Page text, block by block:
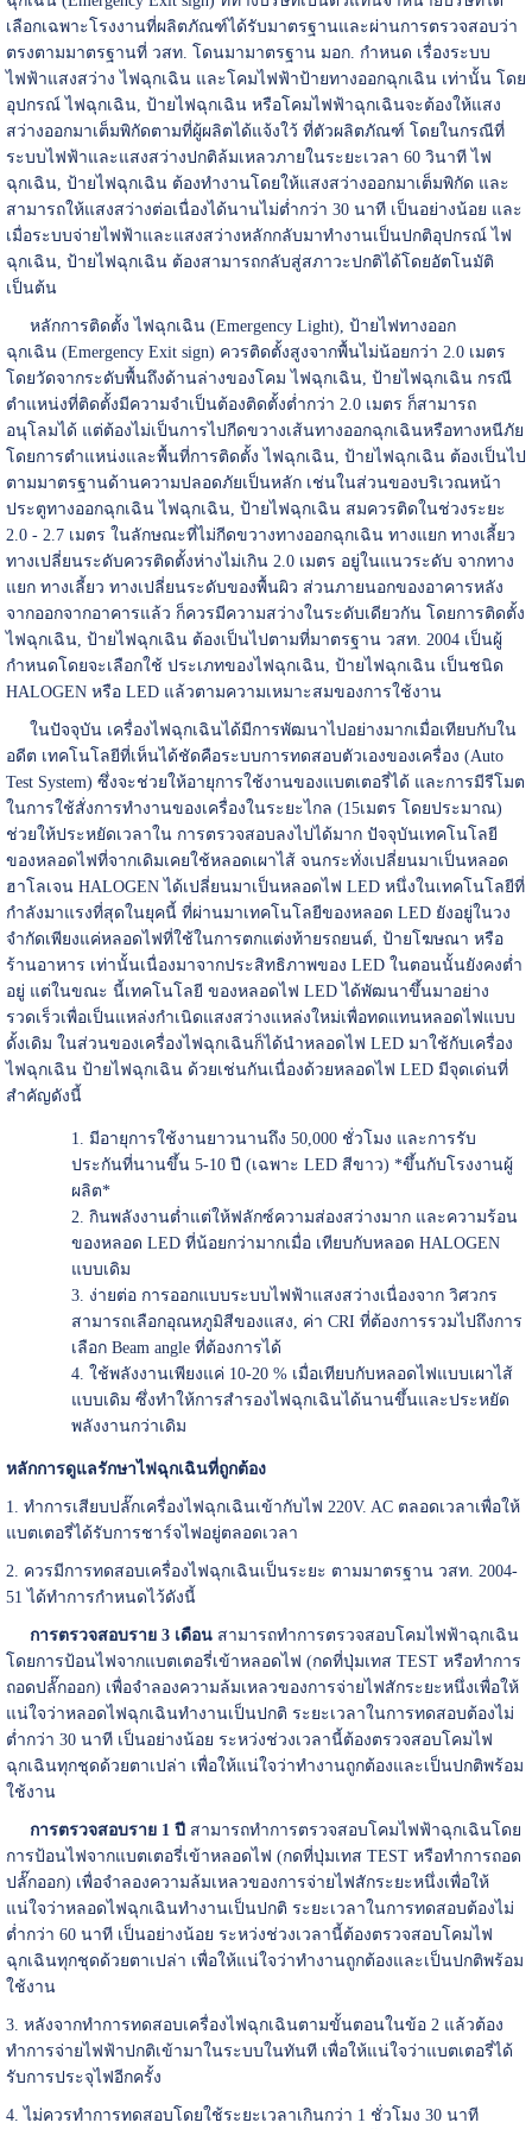
เลือกเฉพาะโรงงานที่ผลิตภัณฑ์ได้รับมาตรฐานและผ่านการตรวจสอบว่า
ตรงตามมาตรฐานที่ วสท. โดนมามาตรฐาน มอก. กำหนด เรื่องระบบ
ไฟฟ้าแสงสว่าง ไฟฉุกเฉิน และโคมไฟฟ้าป้ายทางออกฉุกเฉิน เท่านั้น โดย
อุปกรณ์ ไฟฉุกเฉิน, ป้ายไฟฉุกเฉิน หรือโคมไฟฟ้าฉุกเฉินจะต้องให้แสง
สว่างออกมาเต็มพิกัดตามที่ผู้ผลิตได้แจ้งใว้ ที่ตัวผลิตภัณฑ์ โดยในกรณีที่
ระบบไฟฟ้าและแสงสว่างปกติล้มเหลวภายในระยะเวลา 60 วินาที ไฟ
ฉุกเฉิน, ป้ายไฟฉุกเฉิน ต้องทำงานโดยให้แสงสว่างออกมาเต็มพิกัด และ
สามารถให้แสงสว่างต่อเนื่องได้นานไม่ต่ำกว่า 30 นาที เป็นอย่างน้อย และ
เมื่อระบบจ่ายไฟฟ้าและแสงสว่างหลักกลับมาทำงานเป็นปกติอุปกรณ์ ไฟ
ฉุกเฉิน, ป้ายไฟฉุกเฉิน ต้องสามารถกลับสู่สภาวะปกติได้โดยอัตโนมัติ
เป็นต้น
หลักการติดตั้ง ไฟฉุกเฉิน (Emergency Light), ป้ายไฟทางออก
ฉุกเฉิน (Emergency Exit sign) ควรติดตั้งสูงจากพื้นไม่น้อยกว่า 2.0 เมตร
โดยวัดจากระดับพื้นถึงด้านล่างของโคม ไฟฉุกเฉิน, ป้ายไฟฉุกเฉิน กรณี
ตำแหน่งที่ติดตั้งมีความจำเป็นต้องติดตั้งต่ำกว่า 2.0 เมตร ก็สามารถ
อนุโลมได้ แต่ต้องไม่เป็นการไปกีดขวางเส้นทางออกฉุกเฉินหรือทางหนีภัย
โดยการตำแหน่งและพื้นที่การติดตั้ง ไฟฉุกเฉิน, ป้ายไฟฉุกเฉิน ต้องเป็นไป
ตามมาตรฐานด้านความปลอดภัยเป็นหลัก เช่นในส่วนของบริเวณหน้า
ประตูทางออกฉุกเฉิน ไฟฉุกเฉิน, ป้ายไฟฉุกเฉิน สมควรติดในช่วงระยะ
2.0 - 2.7 เมตร ในลักษณะที่ไม่กีดขวางทางออกฉุกเฉิน ทางแยก ทางเลี้ยว
ทางเปลี่ยนระดับควรติดตั้งห่างไม่เกิน 2.0 เมตร อยู่ในแนวระดับ จากทาง
แยก ทางเลี้ยว ทางเปลี่ยนระดับของพื้นผิว ส่วนภายนอกของอาคารหลัง
จากออกจากอาคารแล้ว ก็ควรมีความสว่างในระดับเดียวกัน โดยการติดตั้ง
ไฟฉุกเฉิน, ป้ายไฟฉุกเฉิน ต้องเป็นไปตามที่มาตรฐาน วสท. 2004 เป็นผู้
กำหนดโดยจะเลือกใช้ ประเภทของไฟฉุกเฉิน, ป้ายไฟฉุกเฉิน เป็นชนิด
HALOGEN หรือ LED แล้วตามความเหมาะสมของการใช้งาน
ในปัจจุบัน เครื่องไฟฉุกเฉินได้มีการพัฒนาไปอย่างมากเมื่อเทียบกับใน
อดีต เทคโนโลยีที่เห็นได้ชัดคือระบบการทดสอบตัวเองของเครื่อง (Auto
Test System) ซึ่งจะช่วยให้อายุการใช้งานของแบตเตอรี่ได้ และการมีรีโมต
ในการใช้สั่งการทำงานของเครื่องในระยะไกล (15เมตร โดยประมาณ)
ช่วยให้ประหยัดเวลาใน การตรวจสอบลงไปได้มาก ปัจจุบันเทคโนโลยี
ของหลอดไฟที่จากเดิมเคยใช้หลอดเผาไส้ จนกระทั่งเปลี่ยนมาเป็นหลอด
ฮาโลเจน HALOGEN ได้เปลี่ยนมาเป็นหลอดไฟ LED หนึ่งในเทคโนโลยีที่
กำลังมาแรงที่สุดในยุคนี้ ที่ผ่านมาเทคโนโลยีของหลอด LED ยังอยู่ในวง
จำกัดเพียงแค่หลอดไฟที่ใช้ในการตกแต่งท้ายรถยนต์, ป้ายโฆษณา หรือ
ร้านอาหาร เท่านั้นเนื่องมาจากประสิทธิภาพของ LED ในตอนนั้นยังคงต่ำ
อยู่ แต่ในขณะ นี้เทคโนโลยี ของหลอดไฟ LED ได้พัฒนาขึ้นมาอย่าง
รวดเร็วเพื่อเป็นแหล่งกำเนิดแสงสว่างแหล่งใหม่เพื่อทดแทนหลอดไฟแบบ
ดั้งเดิม ในส่วนของเครื่องไฟฉุกเฉินก็ได้นำหลอดไฟ LED มาใช้กับเครื่อง
ไฟฉุกเฉิน ป้ายไฟฉุกเฉิน ด้วยเช่นกันเนื่องด้วยหลอดไฟ LED มีจุดเด่นที่
สำคัญดังนี้
มีอายุการใช้งานยาวนานถึง 50,000 ชั่วโมง และการรับ
ประกันที่นานขึ้น 5-10 ปี (เฉพาะ LED สีขาว) *ขึ้นกับโรงงานผู้
ผลิต*
กินพลังงานต่ำแต่ให้ฟลักซ์ความส่องสว่างมาก และความร้อน
ของหลอด LED ที่น้อยกว่ามากเมื่อ เทียบกับหลอด HALOGEN
แบบเดิม
ง่ายต่อ การออกแบบระบบไฟฟ้าแสงสว่างเนื่องจาก วิศวกร
สามารถเลือกอุณหภูมิสีของแสง, ค่า CRI ที่ต้องการรวมไปถึงการ
เลือก Beam angle ที่ต้องการได้
ใช้พลังงานเพียงแค่ 10-20 % เมื่อเทียบกับหลอดไฟแบบเผาไส้
แบบเดิม ซึ่งทำให้การสำรองไฟฉุกเฉินได้นานขึ้นและประหยัด
พลังงานกว่าเดิม
หลักการดูแลรักษาไฟฉุกเฉินที่ถูกต้อง
1. ทำการเสียบปลั๊กเครื่องไฟฉุกเฉินเข้ากับไฟ 220V. AC ตลอดเวลาเพื่อให้
แบตเตอรี่ได้รับการชาร์จไฟอยู่ตลอดเวลา
2. ควรมีการทดสอบเครื่องไฟฉุกเฉินเป็นระยะ ตามมาตรฐาน วสท. 2004-
51 ได้ทำการกำหนดไว้ดังนี้
การตรวจสอบราย 3 เดือนสามารถทำการตรวจสอบโคมไฟฟ้าฉุกเฉิน
โดยการป้อนไฟจากแบตเตอรี่เข้าหลอดไฟ (กดที่ปุ่มเทส TEST หรือทำการ
ถอดปลั๊กออก) เพื่อจำลองความล้มเหลวของการจ่ายไฟสักระยะหนึ่งเพื่อให้
แน่ใจว่าหลอดไฟฉุกเฉินทำงานเป็นปกติ ระยะเวลาในการทดสอบต้องไม่
ต่ำกว่า 30 นาที เป็นอย่างน้อย ระหว่งช่วงเวลานี้ต้องตรวจสอบโคมไฟ
ฉุกเฉินทุกชุดด้วยตาเปล่า เพื่อให้แน่ใจว่าทำงานถูกต้องและเป็นปกติพร้อม
ใช้งาน
การตรวจสอบราย 1 ปี สามารถทำการตรวจสอบโคมไฟฟ้าฉุกเฉินโดย
การป้อนไฟจากแบตเตอรี่เข้าหลอดไฟ (กดที่ปุ่มเทส TEST หรือทำการถอด
ปลั๊กออก) เพื่อจำลองความล้มเหลวของการจ่ายไฟสักระยะหนึ่งเพื่อให้
แน่ใจว่าหลอดไฟฉุกเฉินทำงานเป็นปกติ ระยะเวลาในการทดสอบต้องไม่
ต่ำกว่า 60 นาที เป็นอย่างน้อย ระหว่งช่วงเวลานี้ต้องตรวจสอบโคมไฟ
ฉุกเฉินทุกชุดด้วยตาเปล่า เพื่อให้แน่ใจว่าทำงานถูกต้องและเป็นปกติพร้อม
ใช้งาน
3. หลังจากทำการทดสอบเครื่องไฟฉุกเฉินตามขั้นตอนในข้อ 2 แล้วต้อง
ทำการจ่ายไฟฟ้าปกติเข้ามาในระบบในทันที เพื่อให้แน่ใจว่าแบตเตอรี่ได้
รับการประจุไฟอีกครั้ง
4. ไม่ควรทำการทดสอบโดยใช้ระยะเวลาเกินกว่า 1 ชั่วโมง 30 นาที